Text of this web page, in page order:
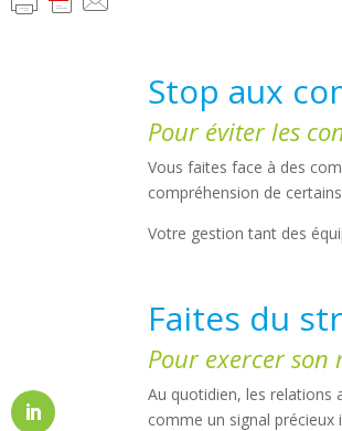
Stop aux
Pour éviter les
Vous faites face à des
compréhension de
Votre gestion tant des
Faites du
Pour exercer son
Au quotidien, les relations
comme un signal